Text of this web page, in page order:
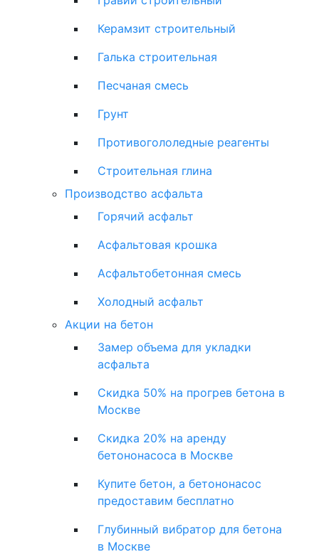
Керамзит строительный
Галька строительная
Песчаная смесь
Грунт
Противогололедные реагенты
Строительная глина
Производство асфальта
Горячий асфальт
Асфальтовая крошка
Асфальтобетонная смесь
Холодный асфальт
Акции на бетон
Замер объема для укладки
асфальта
Скидка 50% на прогрев бетона в
Москве
Скидка 20% на аренду
бетононасоса в Москве
Купите бетон, а бетононасос
предоставим бесплатно
Глубинный вибратор для бетона
в Москве